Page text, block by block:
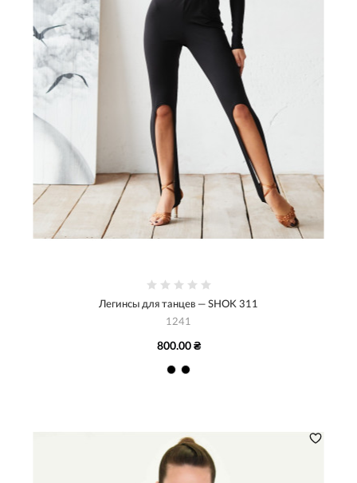
Легинсы для танцев — SHOK 311
1241
800.00 ₴